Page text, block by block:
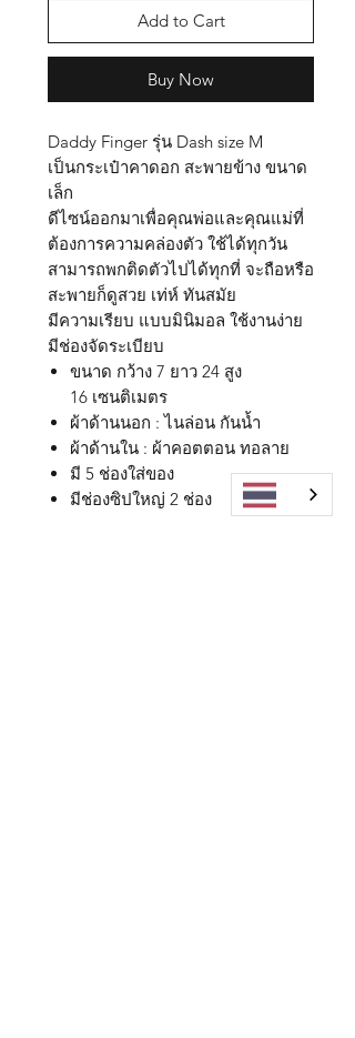
Add to Cart
Buy Now
Daddy Finger รุ่น Dash size M
เป็นกระเป๋าคาดอก สะพายข้าง ขนาด
เล็ก
ดีไซน์ออกมาเพื่อคุณพ่อและคุณแม่ที่
ต้องการความคล่องตัว ใช้ได้ทุกวัน
สามารถพกติดตัวไปได้ทุกที่ จะถือหรือ
สะพายก็ดูสวย เท่ห์ ทันสมัย
มีความเรียบ แบบมินิมอล ใช้งานง่าย
มีช่องจัดระเบียบ
ขนาด กว้าง 7 ยาว 24 สูง
16 เซนติเมตร
ผ้าด้านนอก : ไนล่อน กันน้ำ
ผ้าด้านใน : ผ้าคอตตอน ทอลาย
มี 5 ช่องใส่ของ
มีช่องซิปใหญ่ 2 ช่อง